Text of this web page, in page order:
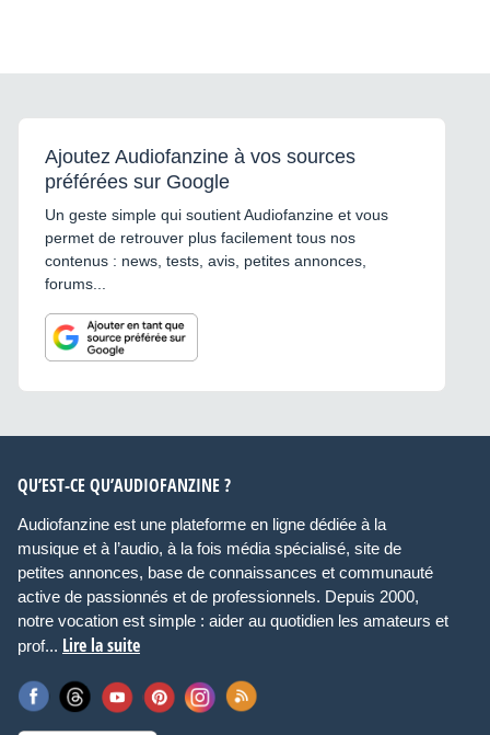
Ajoutez Audiofanzine à vos sources
préférées sur Google
Un geste simple qui soutient Audiofanzine et vous
permet de retrouver plus facilement tous nos
contenus : news, tests, avis, petites annonces,
forums...
QU’EST-CE QU’AUDIOFANZINE ?
Audiofanzine est une plateforme en ligne dédiée à la
musique et à l’audio, à la fois média spécialisé, site de
petites annonces, base de connaissances et communauté
active de passionnés et de professionnels. Depuis 2000,
notre vocation est simple : aider au quotidien les amateurs et
prof... Lire la suite